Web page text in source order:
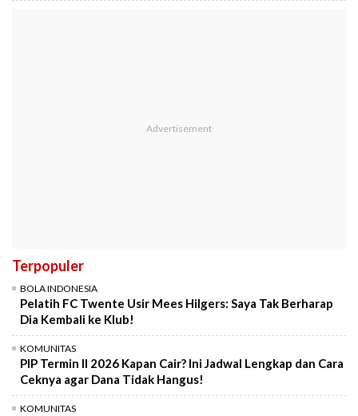
Terpopuler
BOLA INDONESIA
Pelatih FC Twente Usir Mees Hilgers: Saya Tak Berharap
Dia Kembali ke Klub!
KOMUNITAS
PIP Termin II 2026 Kapan Cair? Ini Jadwal Lengkap dan Cara
Ceknya agar Dana Tidak Hangus!
KOMUNITAS